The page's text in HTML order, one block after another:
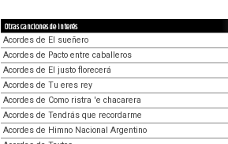
Otras canciones de interés
Acordes de El sueñero
Acordes de Pacto entre caballeros
Acordes de El justo florecerá
Acordes de Tu eres rey
Acordes de Como ristra 'e chacarera
Acordes de Tendrás que recordarme
Acordes de Himno Nacional Argentino